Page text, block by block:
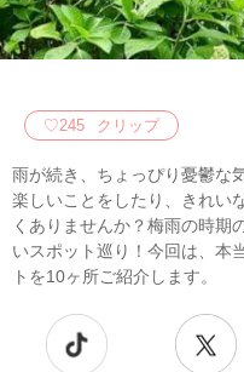
♡245 クリップ
雨が続き、ちょっぴり憂鬱な
楽しいことをしたり、きれい
くありませんか？梅雨の時期
いスポット巡り！今回は、本
トを10ヶ所ご紹介します。